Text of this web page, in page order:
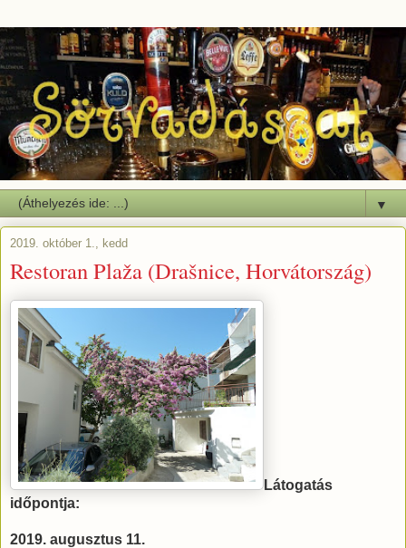
▼
2019. október 1., kedd
Restoran Plaža (Drašnice, Horvátország)
Látogatás
időpontja:
2019. augusztus 11.